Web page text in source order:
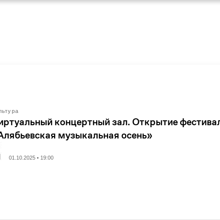
концертный зал. Открытие
музыкальная осень»
01.10.2025 • 19:00